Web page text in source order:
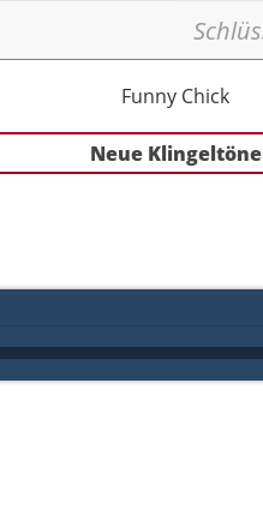
Funny Chick
Neue Klingeltöne